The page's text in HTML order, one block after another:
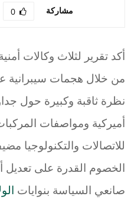
مشاركة 0
أكد تقرير لثلاث وكالات
من خلال هجمات سيبرانية
نظرة ثاقبة وكبيرة حول
أميركية ومواصفات
للاتصالات والتكنولوجيا
الخصوم القدرة على تعديل
صانعي السياسة بنوايات